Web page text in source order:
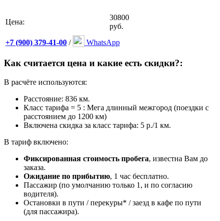
Цена:
30800
руб.
+7 (900) 379-41-00 / WhatsApp
Как считается цена и какие есть скидки?:
В расчёте используются:
Расстояние: 836 км.
Класс тарифа = 5 : Мега длинный межгород (поездки с
расстоянием до 1200 км)
Включена скидка за класс тарифа: 5 р./1 км.
В тариф включено:
Фиксированная стоимость пробега, известна Вам до
заказа.
Ожидание по прибытию, 1 час бесплатно.
Пассажир (по умолчанию только 1, и по согласию
водителя).
Остановки в пути / перекуры* / заезд в кафе по пути
(для пассажира).